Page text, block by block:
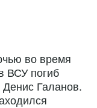
во время
ВСУ погиб
Галанов.